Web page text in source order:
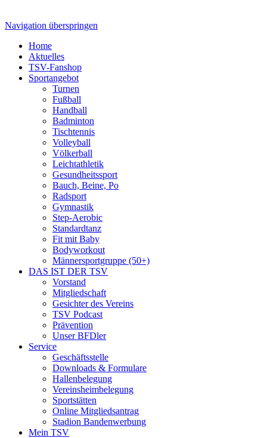
Navigation überspringen
Home
Aktuelles
TSV-Fanshop
Sportangebot
Turnen
Fußball
Handball
Badminton
Tischtennis
Volleyball
Völkerball
Leichtathletik
Gesundheitssport
Bauch, Beine, Po
Radsport
Gymnastik
Step-Aerobic
Standardtanz
Fit mit Baby
Bodyworkout
Männersportgruppe (50+)
DAS IST DER TSV
Vorstand
Mitgliedschaft
Gesichter des Vereins
TSV Podcast
Prävention
Unser BFDler
Service
Geschäftsstelle
Downloads & Formulare
Hallenbelegung
Vereinsheimbelegung
Sportstätten
Online Mitgliedsantrag
Stadion Bandenwerbung
Mein TSV